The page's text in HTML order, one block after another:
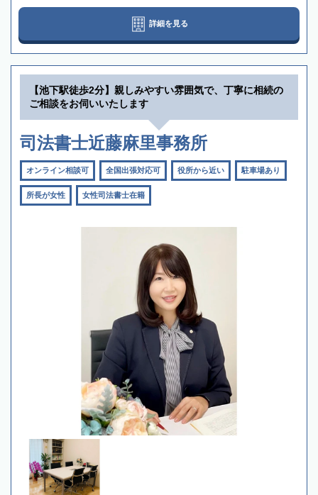
詳細を見る
【池下駅徒歩2分】親しみやすい雰囲気で、丁寧に相続の
ご相談をお伺いいたします
司法書士近藤麻里事務所
オンライン相談可 全国出張対応可 役所から近い 駐車場あり
所長が女性 女性司法書士在籍